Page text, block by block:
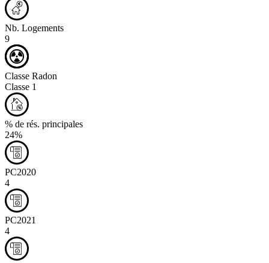
Nb. Logements
9
Classe Radon
Classe 1
% de rés. principales
24%
PC2020
4
PC2021
4